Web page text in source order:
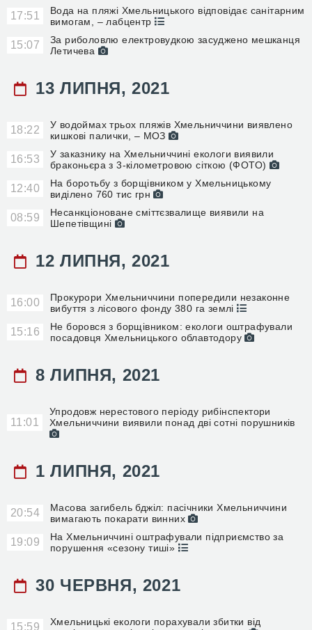
17:51
Вода на пляжі Хмельницького відповідає санітарним
вимогам, – лабцентр
15:07
За риболовлю електровудкою засуджено мешканця
Летичева
13 ЛИПНЯ, 2021
18:22
У водоймах трьох пляжів Хмельниччини виявлено
кишкові палички, – МОЗ
16:53
У заказнику на Хмельниччині екологи виявили
браконьєра з 3-кілометровою сіткою (ФОТО)
12:40
На боротьбу з борщівником у Хмельницькому
виділено 760 тис грн
08:59
Несанкціоноване сміттєзвалище виявили на
Шепетівщині
12 ЛИПНЯ, 2021
16:00
Прокурори Хмельниччини попередили незаконне
вибуття з лісового фонду 380 га землі
15:16
Не боровся з борщівником: екологи оштрафували
посадовця Хмельницького облавтодору
8 ЛИПНЯ, 2021
11:01
Упродовж нерестового періоду рибінспектори
Хмельниччини виявили понад дві сотні порушників
1 ЛИПНЯ, 2021
20:54
Масова загибель бджіл: пасічники Хмельниччини
вимагають покарати винних
19:09
На Хмельниччині оштрафували підприємство за
порушення «сезону тиші»
30 ЧЕРВНЯ, 2021
15:59
Хмельницькі екологи порахували збитки від